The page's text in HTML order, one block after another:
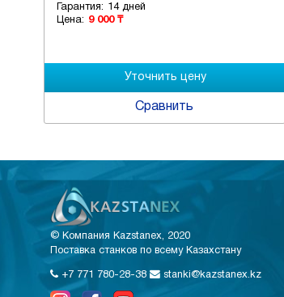
Гарантия: 14 дней
Цена: 9 000 ₸
Сравнить
© Компания Kazstanex, 2020
Поставка станков по всему Казахстану
+7 771 780-28-38 stanki@kazstanex.kz